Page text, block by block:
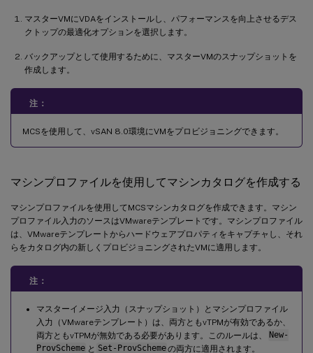
マスターVMにVDAをインストールし、パフォーマンスを向上させるデス
クトップの最適化オプションを選択します。
バックアップとして使用するために、マスターVMのスナップショットを
作成します。
注：
MCSを使用して、vSAN 8.0環境にVMをプロビジョニングできます。
マシンプロファイルを使用してマシンカタログを作成する
マシンプロファイルを使用してMCSマシンカタログを作成できます。マシン
プロファイル入力のソースはVMwareテンプレートです。マシンプロファイル
は、VMwareテンプレートからハードウェアプロパティをキャプチャし、それ
らをカタログ内の新しくプロビジョニングされたVMに適用します。
注：
マスターイメージ入力（スナップショット）とマシンプロファイル
入力（VMwareテンプレート）は、両方ともvTPMが有効であるか、
両方ともvTPMが無効である必要があります。このルールは、
New-
ProvScheme と Set-ProvSchemeの両方に適用されます。